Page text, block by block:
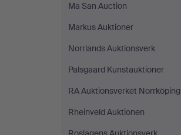
Ma San Auction
Markus Auktioner
Norrlands Auktionsverk
Palsgaard Kunstauktioner
RA Auktionsverket Norrköping
Rheinveld Auktionen